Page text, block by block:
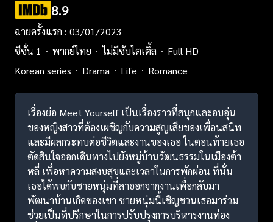
8.9
ฉายครั้งแรก : 03/01/2023
ซีซั่น 1
พากย์ไทย ไม่มีซับไตเติ้ล
Full HD
Korean series
Drama Life Romance
เรื่องย่อ Meet Yourself เป็นเรื่องราวที่สนุกและอบอุ่น
ของหญิงสาวที่ต้องเผชิญกับความสูญเสียของเพื่อนสนิท
และมีผลกระทบต่อชีวิตและงานของเธอ ในตอนท้ายเธอ
ตัดสินใจออกเดินทางไปยังหมู่บ้านวัฒนธรรมในเมืองต้า
หลี่ เพื่อหาความสงบสุขและเวลาในการพักผ่อน ที่นั่น
เธอได้พบกับชายหนุ่มที่ลาออกจากงานเพื่อกลับมา
พัฒนาบ้านเกิดของเขา ชายหนุ่มนี้เชิญชวนเธอมาร่วม
ช่วยเป็นที่ปรึกษาในการปรับปรุงการบริหารงานท่อง